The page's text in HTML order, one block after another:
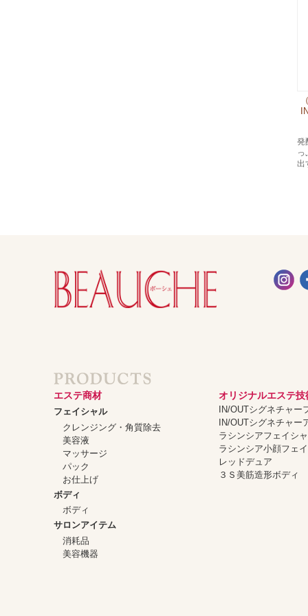
発
っ
出
エステ商材
フェイシャル
クレンジング・角質除去
美容液
マッサージ
パック
お仕上げ
ボディ
ボディ
サロンアイテム
消耗品
美容機器
オリジナルエステ技
IN/OUTシグネチャー
IN/OUTシグネチャー
ラシンシアフェイシ
ラシンシア小顔フェ
レッドデュア
３Ｓ美筋造形ボディ